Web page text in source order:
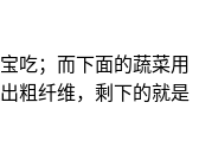
吃；而下面的蔬菜用
粗纤维，剩下的就是